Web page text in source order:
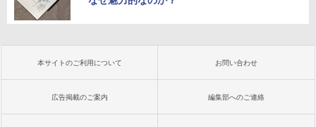
本サイトのご利用について お問い合わせ
広告掲載のご案内 編集部へのご連絡